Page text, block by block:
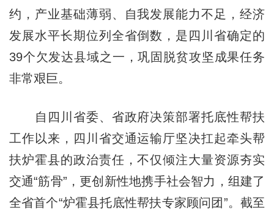
约，产业基础薄弱、自我发展能力不足，经济
发展水平长期位列全省倒数，是四川省确定的
39个欠发达县域之一，巩固脱贫攻坚成果任务
非常艰巨。
自四川省委、省政府决策部署托底性帮扶
工作以来，四川省交通运输厅坚决扛起牵头帮
扶炉霍县的政治责任，不仅倾注大量资源夯实
交通“筋骨”，更创新性地携手社会智力，组建了
全省首个“炉霍县托底性帮扶专家顾问团”。截至